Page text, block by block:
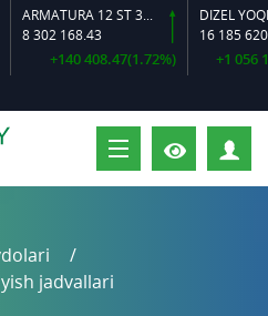
ARMATURA 12 ST 35 GS O‘LCHAMLI
8 302 168.43
+140 408.47(1.72%)
DIZEL
16 185 620.72
+1 056
jadvallari